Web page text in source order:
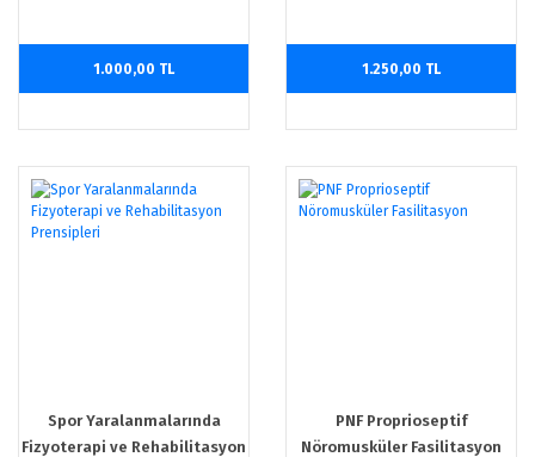
1.000,00 TL 1.250,00 TL
Spor Yaralanmalarında
Fizyoterapi ve Rehabilitasyon
PNF Proprioseptif
Nöromusküler Fasilitasyon